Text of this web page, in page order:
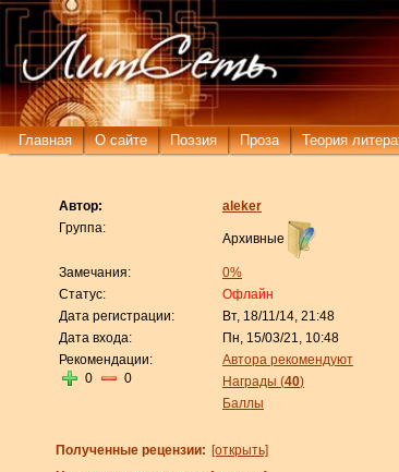
Главная О сайте Поэзия Проза Теория
Автор:
aleker
Группа:
Архивные
Замечания:
0%
Статус:
Офлайн
Дата регистрации:
Вт, 18/11/14, 21:48
Дата входа:
Пн, 15/03/21, 10:48
Рекомендации:
0
0
Автора рекомендуют
Награды (40)
Баллы
Полученные рецензии: [открыть]